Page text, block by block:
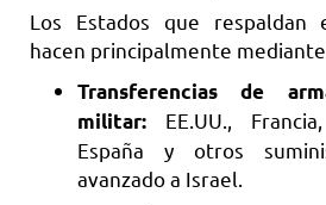
Los Estados que respaldan
hacen principalmente
Transferencias de
militar: EE.UU.,
España y otros
avanzado a Israel.